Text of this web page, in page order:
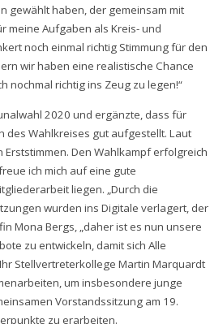
gewählt haben, der gemeinsam mit
meine Aufgaben als Kreis- und
noch einmal richtig Stimmung für den
wir haben eine realistische Chance
nochmal richtig ins Zeug zu legen!“
2020 und ergänzte, dass für
des Wahlkreises gut aufgestellt. Laut
Den Wahlkampf erfolgreich
ich mich auf eine gute
liegen. „Durch die
wurden ins Digitale verlagert, der
Mona Bergs, „daher ist es nun unsere
zu entwickeln, damit sich Alle
Stellvertreterkollege Martin Marquardt
um insbesondere junge
Vorstandssitzung am 19.
zu erarbeiten.